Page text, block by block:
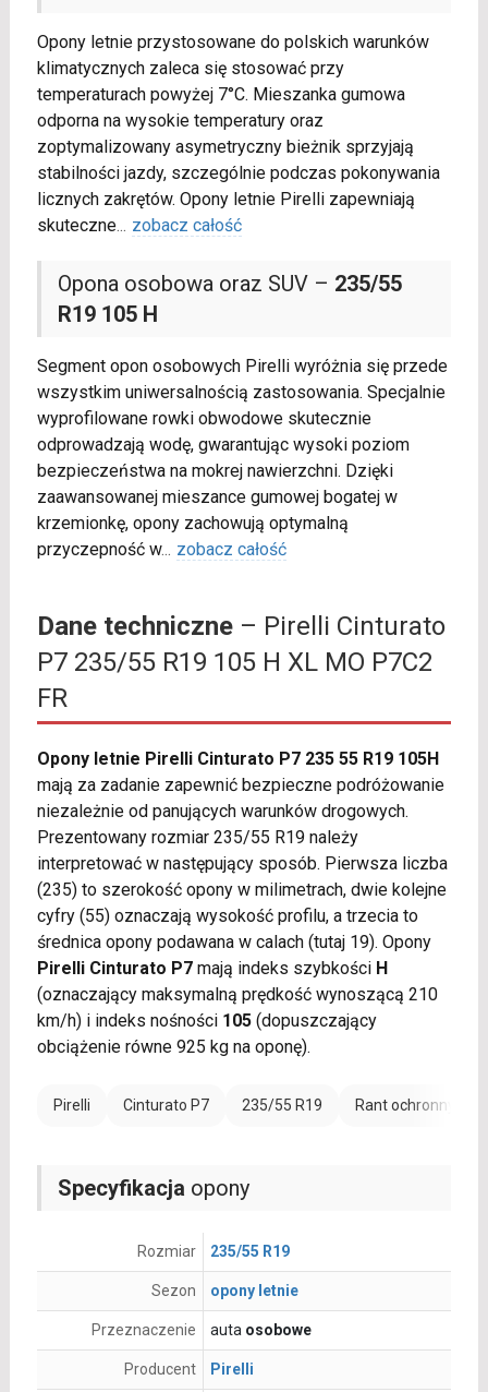
Opony letnie przystosowane do polskich warunków
klimatycznych zaleca się stosować przy
temperaturach powyżej 7°C. Mieszanka gumowa
odporna na wysokie temperatury oraz
zoptymalizowany asymetryczny bieżnik sprzyjają
stabilności jazdy, szczególnie podczas pokonywania
licznych zakrętów. Opony letnie Pirelli zapewniają
skuteczne... zobacz całość
Opona osobowa oraz SUV – 235/55
R19 105 H
Segment opon osobowych Pirelli wyróżnia się przede
wszystkim uniwersalnością zastosowania. Specjalnie
wyprofilowane rowki obwodowe skutecznie
odprowadzają wodę, gwarantując wysoki poziom
bezpieczeństwa na mokrej nawierzchni. Dzięki
zaawansowanej mieszance gumowej bogatej w
krzemionkę, opony zachowują optymalną
przyczepność w... zobacz całość
Dane techniczne– Pirelli Cinturato
P7 235/55 R19 105 H XL MO P7C2
FR
Opony letnie Pirelli Cinturato P7 235 55 R19 105H
mają za zadanie zapewnić bezpieczne podróżowanie
niezależnie od panujących warunków drogowych.
Prezentowany rozmiar 235/55 R19 należy
interpretować w następujący sposób. Pierwsza liczba
(235) to szerokość opony w milimetrach, dwie kolejne
cyfry (55) oznaczają wysokość profilu, a trzecia to
średnica opony podawana w calach (tutaj 19). Opony
Pirelli Cinturato P7mają indeks szybkości H
(oznaczający maksymalną prędkość wynoszącą 210
km/h) i indeks nośności 105(dopuszczający
obciążenie równe 925 kg na oponę).
Pirelli Cinturato P7 235/55 R19 Rant ochronny (FR)
Specyfikacja opony
Rozmiar 235/55 R19
Sezon opony letnie
Przeznaczenie auta osobowe
Producent Pirelli